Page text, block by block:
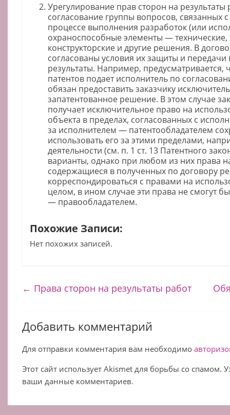
Урегулирование прав сторон на результаты
согласование группы вопросов, связанных
процессе выполнения разработок (или
охраноспособные элементы —
конструкторские и другие решения. В
согласованы условия их защиты и
результаты. Например, предусматривается,
патентов подает исполнитель по
обязан предоставить заказчику
запатентованное решение. В этом случае
получает исключительное право на
объекта в пределах, согласованных с
за исполнителем — патентообладателем
использовать его за этими пределами,
деятельности (см. п. 1 ст. 13 Патентного
варианты, однако при любом из них права
содержащиеся в полученных по договору
корреспондироваться с правами на
целом, в ином случае эти права не смогут
— правообладателем.
Похожие Записи:
Нет похожих записей.
← Права сторон на результаты работ
Добавить комментарий
Для отправки комментария вам необходимо
Этот сайт использует Akismet для борьбы со спамом.
ваши данные комментариев.